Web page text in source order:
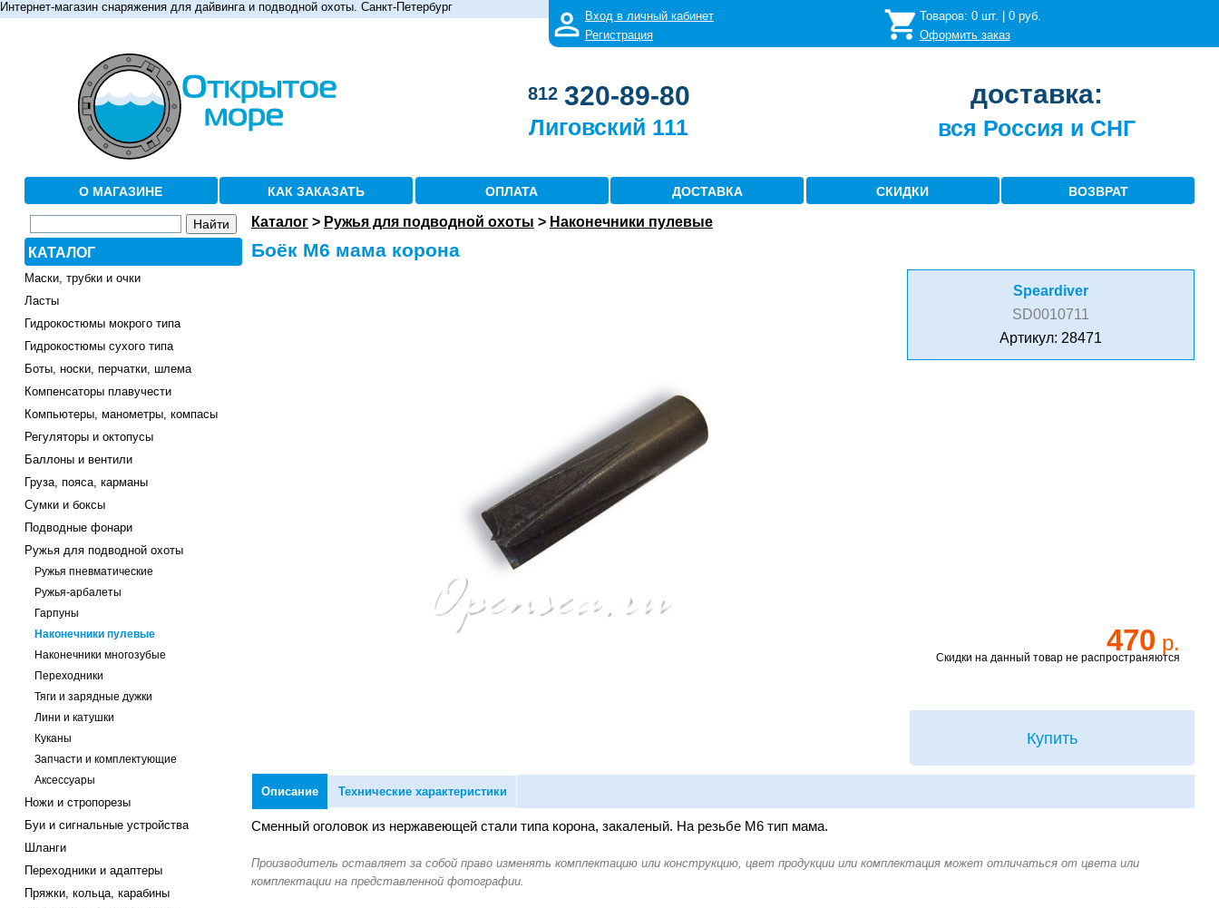
Интернет-магазин снаряжения для дайвинга и подводной охоты. Санкт-Петербург
Вход в личный кабинет
Регистрация
Товаров: 0шт. | 0руб.
Оформить заказ
812 320-89-80
Лиговский 111
доставка:
вся Россия и СНГ
О МАГАЗИНЕ КАК ЗАКАЗАТЬ ОПЛАТА ДОСТАВКА СКИДКИ ВОЗВРАТ
КАТАЛОГ
Маски, трубки и очки
Ласты
Гидрокостюмы мокрого типа
Гидрокостюмы сухого типа
Боты, носки, перчатки, шлема
Компенсаторы плавучести
Компьютеры, манометры, компасы
Регуляторы и октопусы
Баллоны и вентили
Груза, пояса, карманы
Сумки и боксы
Подводные фонари
Ружья для подводной охоты
Ружья пневматические
Ружья-арбалеты
Гарпуны
Наконечники пулевые
Наконечники многозубые
Переходники
Тяги и зарядные дужки
Лини и катушки
Куканы
Запчасти и комплектующие
Аксессуары
Ножи и стропорезы
Буи и сигнальные устройства
Шланги
Переходники и адаптеры
Пряжки, кольца, карабины
Каталог> Ружья для подводной охоты > Наконечники пулевые
Боёк М6 мама корона
Speardiver
SD0010711
Артикул: 28471
470 р.
Скидки на данный товар не распространяются
Купить
Описание Технические характеристики
Сменный оголовок из нержавеющей стали типа корона, закаленый. На резьбе M6 тип мама.